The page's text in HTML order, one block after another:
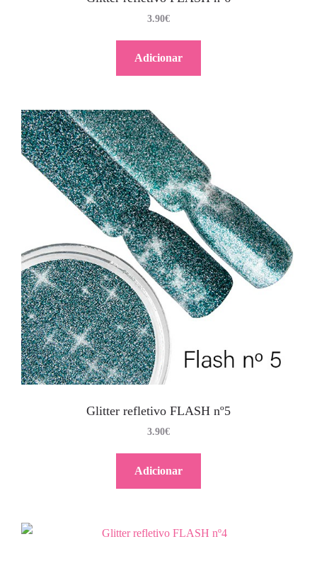
3.90€
Adicionar
Glitter refletivo FLASH nº5
3.90€
Adicionar